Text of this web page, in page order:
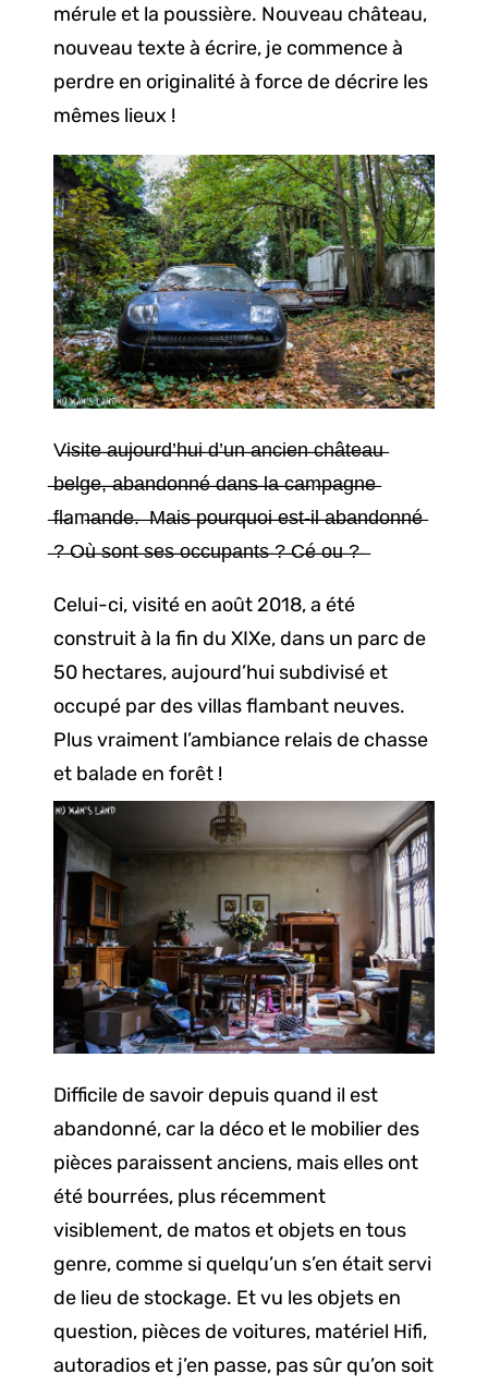
mérule et la poussière. Nouveau château,
nouveau texte à écrire, je commence à
perdre en originalité à force de décrire les
mêmes lieux !
V̶i̶s̶i̶t̶e̶ ̶a̶u̶j̶o̶u̶r̶d̶’̶h̶u̶i̶ ̶d̶’̶u̶n̶ ̶a̶n̶c̶i̶e̶n̶ ̶c̶h̶â̶t̶e̶a̶u̶
̶b̶e̶l̶g̶e̶,̶ ̶a̶b̶a̶n̶d̶o̶n̶n̶é̶ ̶d̶a̶n̶s̶ ̶l̶a̶ ̶c̶a̶m̶p̶a̶g̶n̶e̶
̶f̶l̶am̶a̶n̶d̶e̶.̶ ̶M̶a̶i̶s̶ ̶p̶o̶u̶r̶q̶u̶o̶i̶ ̶e̶s̶t̶-̶i̶l̶ ̶a̶b̶a̶n̶d̶o̶n̶n̶é̶
̶?̶ ̶O̶ù̶ ̶s̶o̶n̶t̶ ̶s̶e̶s̶ ̶o̶c̶c̶u̶p̶a̶n̶t̶s̶ ̶?̶ ̶C̶é̶ ̶o̶u̶ ̶?̶ ̶
Celui-ci, visité en août 2018, a été
construit à la fin du XIXe, dans un parc de
50 hectares, aujourd’hui subdivisé et
occupé par des villas flambant neuves.
Plus vraiment l’ambiance relais de chasse
et balade en forêt !
Difficile de savoir depuis quand il est
abandonné, car la déco et le mobilier des
pièces paraissent anciens, mais elles ont
été bourrées, plus récemment
visiblement, de matos et objets en tous
genre, comme si quelqu’un s’en était servi
de lieu de stockage. Et vu les objets en
question, pièces de voitures, matériel Hifi,
autoradios et j’en passe, pas sûr qu’on soit